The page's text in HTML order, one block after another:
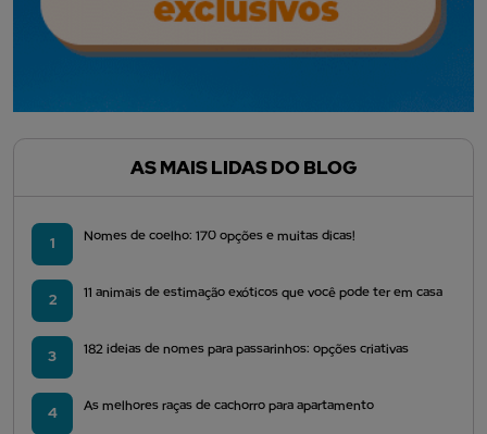
AS MAIS LIDAS DO BLOG
1 Nomes de coelho: 170 opções e muitas dicas!
2 11 animais de estimação exóticos que você pode ter em casa
3 182 ideias de nomes para passarinhos: opções criativas
4 As melhores raças de cachorro para apartamento